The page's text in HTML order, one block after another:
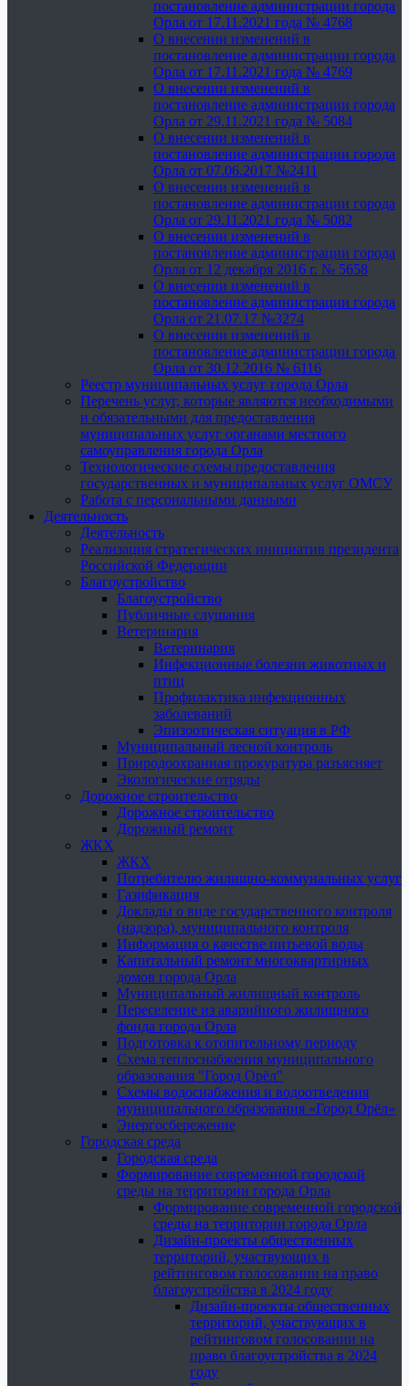
постановление администрации города
Орла от 17.11.2021 года № 4768
О внесении изменений в
постановление администрации города
Орла от 17.11.2021 года № 4769
О внесении изменений в
постановление администрации города
Орла от 29.11.2021 года № 5084
О внесении изменений в
постановление администрации города
Орла от 07.06.2017 №2411
О внесении изменений в
постановление администрации города
Орла от 29.11.2021 года № 5082
О внесении изменений в
постановление администрации города
Орла от 12 декабря 2016 г. № 5658
О внесении изменений в
постановление администрации города
Орла от 21.07.17 №3274
О внесении изменений в
постановление администрации города
Орла от 30.12.2016 № 6116
Реестр муниципальных услуг города Орла
Перечень услуг, которые являются необходимыми
и обязательными для предоставления
муниципальных услуг органами местного
самоуправления города Орла
Технологические схемы предоставления
государственных и муниципальных услуг ОМСУ
Работа с персональными данными
Деятельность
Деятельность
Реализация стратегических инициатив президента
Российской Федерации
Благоустройство
Благоустройство
Публичные слушания
Ветеринария
Ветеринария
Инфекционные болезни животных и
птиц
Профилактика инфекционных
заболеваний
Эпизоотическая ситуация в РФ
Муниципальный лесной контроль
Природоохранная прокуратура разъясняет
Экологические отряды
Дорожное строительство
Дорожное строительство
Дорожный ремонт
ЖКХ
ЖКХ
Потребителю жилищно-коммунальных услуг
Газификация
Доклады о виде государственного контроля
(надзора), муниципального контроля
Информация о качестве питьевой воды
Капитальный ремонт многоквартирных
домов города Орла
Муниципальный жилищный контроль
Переселение из аварийного жилищного
фонда города Орла
Подготовка к отопительному периоду
Схема теплоснабжения муниципального
образования "Город Орёл"
Схемы водоснабжения и водоотведения
муниципального образования «Город Орёл»
Энергосбережение
Городская среда
Городская среда
Формирование современной городской
среды на территории города Орла
Формирование современной городской
среды на территории города Орла
Дизайн-проекты общественных
территорий, участвующих в
рейтинговом голосовании на право
благоустройства в 2024 году
Дизайн-проекты общественных
территорий, участвующих в
рейтинговом голосовании на
право благоустройства в 2024
году